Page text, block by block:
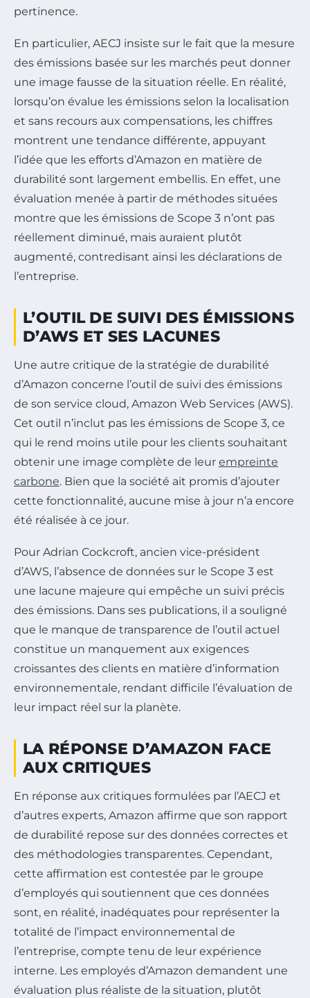
pertinence.
En particulier, AECJ insiste sur le fait que la mesure
des émissions basée sur les marchés peut donner
une image fausse de la situation réelle. En réalité,
lorsqu’on évalue les émissions selon la localisation
et sans recours aux compensations, les chiffres
montrent une tendance différente, appuyant
l’idée que les efforts d’Amazon en matière de
durabilité sont largement embellis. En effet, une
évaluation menée à partir de méthodes situées
montre que les émissions de Scope 3 n’ont pas
réellement diminué, mais auraient plutôt
augmenté, contredisant ainsi les déclarations de
l’entreprise.
L’OUTIL DE SUIVI DES ÉMISSIONS
D’AWS ET SES LACUNES
Une autre critique de la stratégie de durabilité
d’Amazon concerne l’outil de suivi des émissions
de son service cloud, Amazon Web Services (AWS).
Cet outil n’inclut pas les émissions de Scope 3, ce
qui le rend moins utile pour les clients souhaitant
obtenir une image complète de leur empreinte
carbone. Bien que la société ait promis d’ajouter
cette fonctionnalité, aucune mise à jour n’a encore
été réalisée à ce jour.
Pour Adrian Cockcroft, ancien vice-président
d’AWS, l’absence de données sur le Scope 3 est
une lacune majeure qui empêche un suivi précis
des émissions. Dans ses publications, il a souligné
que le manque de transparence de l’outil actuel
constitue un manquement aux exigences
croissantes des clients en matière d’information
environnementale, rendant difficile l’évaluation de
leur impact réel sur la planète.
LA RÉPONSE D’AMAZON FACE
AUX CRITIQUES
En réponse aux critiques formulées par l’AECJ et
d’autres experts, Amazon affirme que son rapport
de durabilité repose sur des données correctes et
des méthodologies transparentes. Cependant,
cette affirmation est contestée par le groupe
d’employés qui soutiennent que ces données
sont, en réalité, inadéquates pour représenter la
totalité de l’impact environnemental de
l’entreprise, compte tenu de leur expérience
interne. Les employés d’Amazon demandent une
évaluation plus réaliste de la situation, plutôt